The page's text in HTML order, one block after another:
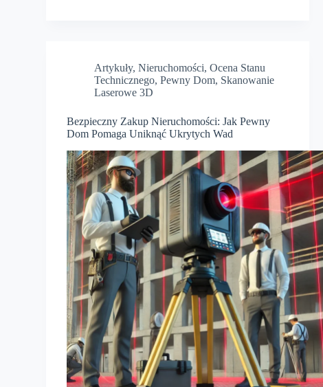
Artykuły,Nieruchomości,Ocena Stanu
Technicznego,Pewny Dom, Skanowanie
Laserowe 3D
Bezpieczny Zakup Nieruchomości: Jak Pewny
Dom Pomaga Uniknąć Ukrytych Wad